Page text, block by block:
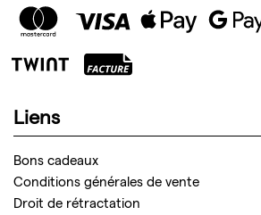
Liens
Bons cadeaux
Conditions générales de vente
Droit de rétractation